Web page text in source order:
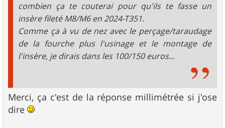
combien ça te couterai pour qu'ils te fasse un
insère fileté M8/M6 en 2024-T351.
Comme ça à vu de nez avec le perçage/taraudage
de la fourche plus l'usinage et le montage de
l'insère, je dirais dans les 100/150 euros...
Merci, ça c'est de la réponse millimétrée si j'ose
dire